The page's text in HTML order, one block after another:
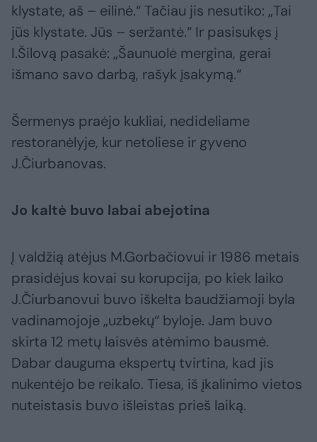
klystate, aš – eilinė.“ Tačiau jis nesutiko: „Tai
jūs klystate. Jūs – seržantė.“ Ir pasisukęs į
I.Šilovą pasakė: „Šaunuolė mergina, gerai
išmano savo darbą, rašyk įsakymą.“
Šermenys praėjo kukliai, nedideliame
restoranėlyje, kur netoliese ir gyveno
J.Čiurbanovas.
Jo kaltė buvo labai abejotina
Į valdžią atėjus M.Gorbačiovui ir 1986 metais
prasidėjus kovai su korupcija, po kiek laiko
J.Čiurbanovui buvo iškelta baudžiamoji byla
vadinamojoje „uzbekų“ byloje. Jam buvo
skirta 12 metų laisvės atėmimo bausmė.
Dabar dauguma ekspertų tvirtina, kad jis
nukentėjo be reikalo. Tiesa, iš įkalinimo vietos
nuteistasis buvo išleistas prieš laiką.